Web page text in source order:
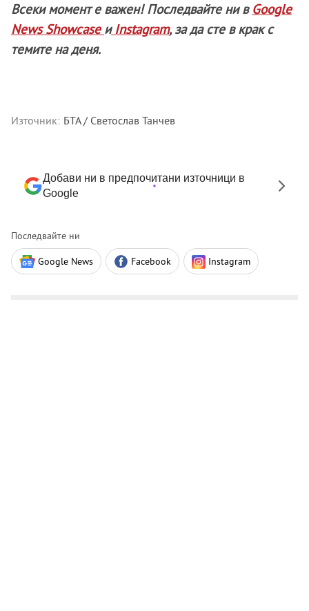
Всеки момент е важен! Последвайте ни в Google
News ShowcaseиInstagram, за да сте в крак с
темите на деня.
Източник: БТА / Светослав Танчев
Добави ни в предпочитани източници в
Google
Последвайте ни
Google News Facebook Instagram